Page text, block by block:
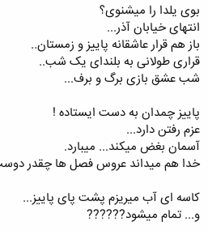
بوی یلدا را میشنوی؟
انتهای خیابان آذر...
باز هم قرار عاشقانه پاییز و زمستان..
قراری طولانی به بلندای یک شب..
شب عشق بازی برگ و برف...
پاییز چمدان به دست ایستاده !
عزم رفتن دارد...
آسمان بغض میکند... میبارد.
خدا هم میداند عروس فصل ها چقدر
کاسه ای آب میریزم پشت پای پاییز...
و... تمام میشود??????